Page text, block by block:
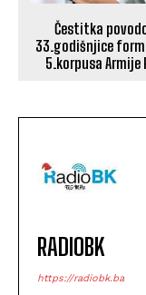
Čestitka
33.godišnjice
5.korpusa Armije
RADIOBK
https://radiobk.ba